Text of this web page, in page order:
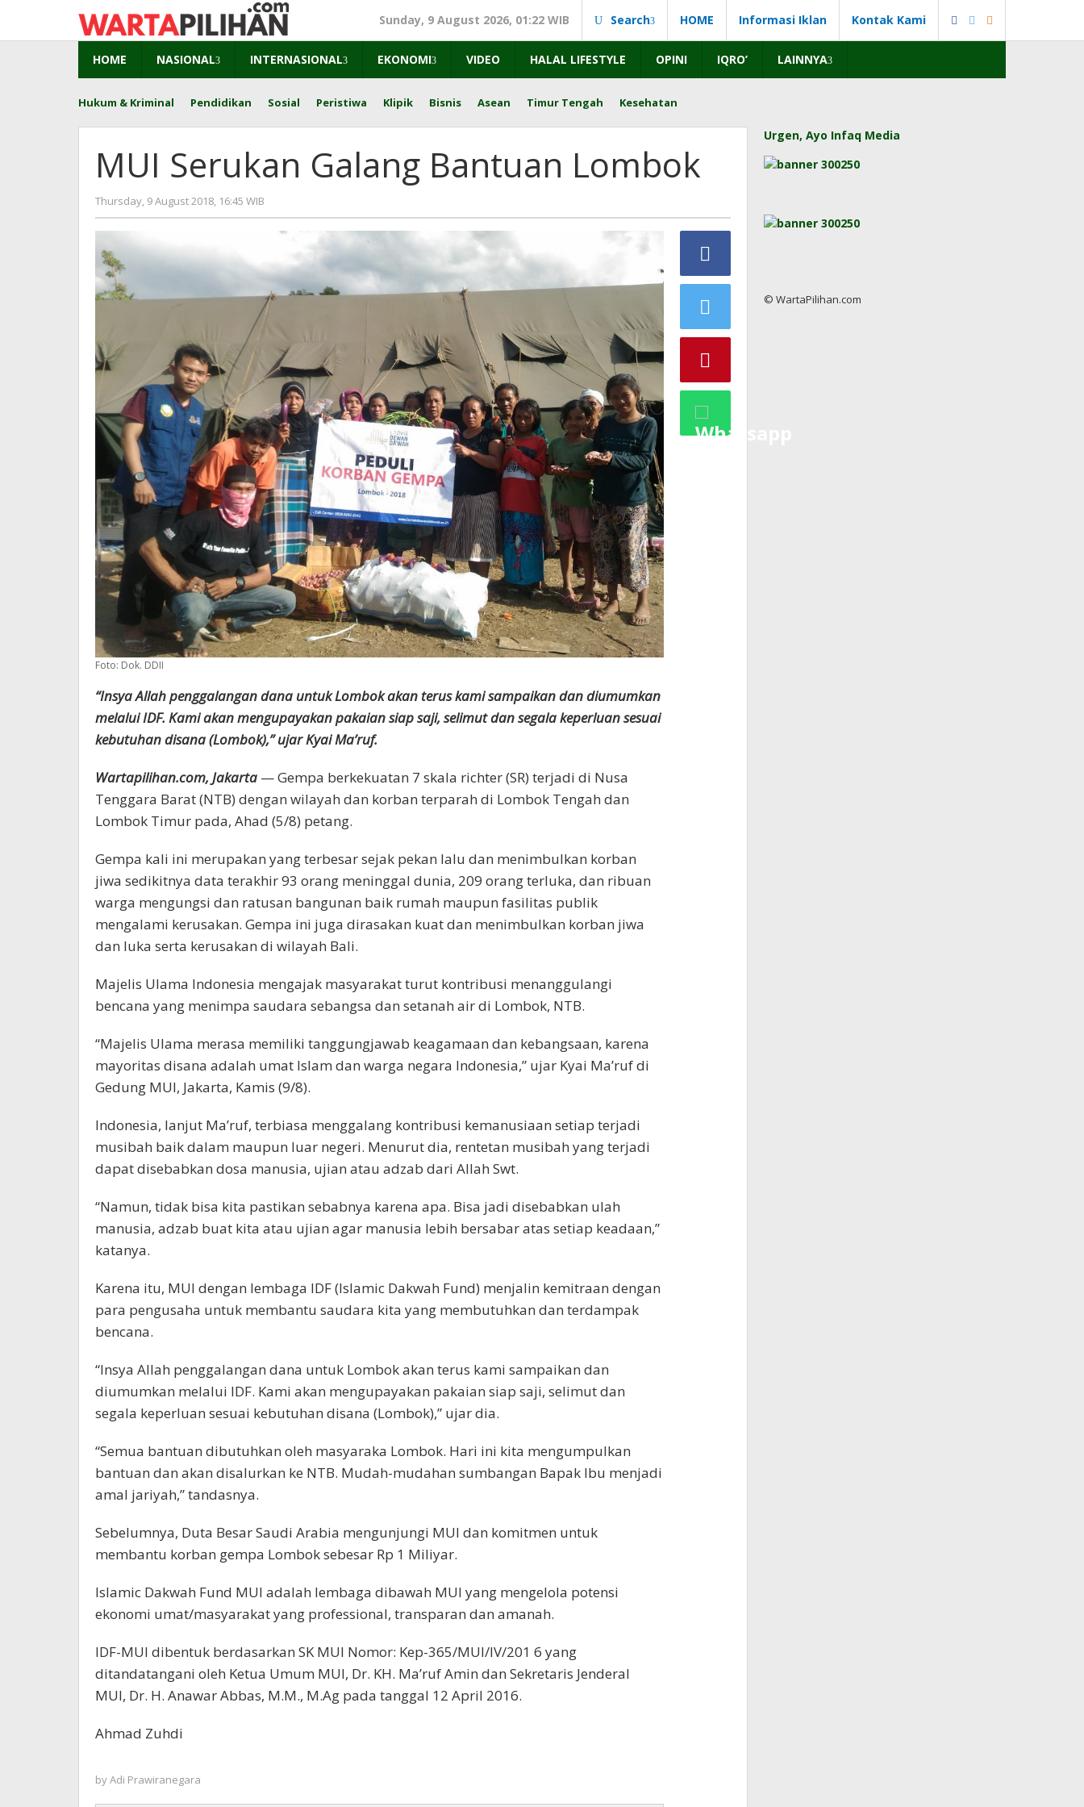
content
Sunday, 9 August 2026, 01:22 WIB Search HOME Informasi Iklan Kontak Kami
HOME NASIONAL INTERNASIONAL EKONOMI VIDEO HALAL LIFESTYLE OPINI IQRO’ LAINNYA
Hukum & Kriminal Pendidikan Sosial Peristiwa Klipik Bisnis Asean Timur Tengah Kesehatan
MUI Serukan Galang Bantuan Lombok
Thursday, 9 August 2018, 16:45 WIB
Adi
Prawiranegara
Foto: Dok. DDII
“Insya Allah penggalangan dana untuk Lombok akan terus kami sampaikan dan diumumkan
melalui IDF. Kami akan mengupayakan pakaian siap saji, selimut dan segala keperluan sesuai
kebutuhan disana (Lombok),” ujar Kyai Ma’ruf.
Wartapilihan.com, Jakarta — Gempa berkekuatan 7 skala richter (SR) terjadi di Nusa
Tenggara Barat (NTB) dengan wilayah dan korban terparah di Lombok Tengah dan
Lombok Timur pada, Ahad (5/8) petang.
Gempa kali ini merupakan yang terbesar sejak pekan lalu dan menimbulkan korban
jiwa sedikitnya data terakhir 93 orang meninggal dunia, 209 orang terluka, dan ribuan
warga mengungsi dan ratusan bangunan baik rumah maupun fasilitas publik
mengalami kerusakan. Gempa ini juga dirasakan kuat dan menimbulkan korban jiwa
dan luka serta kerusakan di wilayah Bali.
Majelis Ulama Indonesia mengajak masyarakat turut kontribusi menanggulangi
bencana yang menimpa saudara sebangsa dan setanah air di Lombok, NTB.
“Majelis Ulama merasa memiliki tanggungjawab keagamaan dan kebangsaan, karena
mayoritas disana adalah umat Islam dan warga negara Indonesia,” ujar Kyai Ma’ruf di
Gedung MUI, Jakarta, Kamis (9/8).
Indonesia, lanjut Ma’ruf, terbiasa menggalang kontribusi kemanusiaan setiap terjadi
musibah baik dalam maupun luar negeri. Menurut dia, rentetan musibah yang terjadi
dapat disebabkan dosa manusia, ujian atau adzab dari Allah Swt.
“Namun, tidak bisa kita pastikan sebabnya karena apa. Bisa jadi disebabkan ulah
manusia, adzab buat kita atau ujian agar manusia lebih bersabar atas setiap keadaan,”
katanya.
Karena itu, MUI dengan lembaga IDF (Islamic Dakwah Fund) menjalin kemitraan dengan
para pengusaha untuk membantu saudara kita yang membutuhkan dan terdampak
bencana.
“Insya Allah penggalangan dana untuk Lombok akan terus kami sampaikan dan
diumumkan melalui IDF. Kami akan mengupayakan pakaian siap saji, selimut dan
segala keperluan sesuai kebutuhan disana (Lombok),” ujar dia.
“Semua bantuan dibutuhkan oleh masyaraka Lombok. Hari ini kita mengumpulkan
bantuan dan akan disalurkan ke NTB. Mudah-mudahan sumbangan Bapak Ibu menjadi
amal jariyah,” tandasnya.
Sebelumnya, Duta Besar Saudi Arabia mengunjungi MUI dan komitmen untuk
membantu korban gempa Lombok sebesar Rp 1 Miliyar.
Islamic Dakwah Fund MUI adalah lembaga dibawah MUI yang mengelola potensi
ekonomi umat/masyarakat yang professional, transparan dan amanah.
IDF-MUI dibentuk berdasarkan SK MUI Nomor: Kep-365/MUl/IV/201 6 yang
ditandatangani oleh Ketua Umum MUI, Dr. KH. Ma’ruf Amin dan Sekretaris Jenderal
MUI, Dr. H. Anawar Abbas, M.M., M.Ag pada tanggal 12 April 2016.
Ahmad Zuhdi
byAdi Prawiranegara
Urgen, Ayo Infaq Media
© WartaPilihan.com